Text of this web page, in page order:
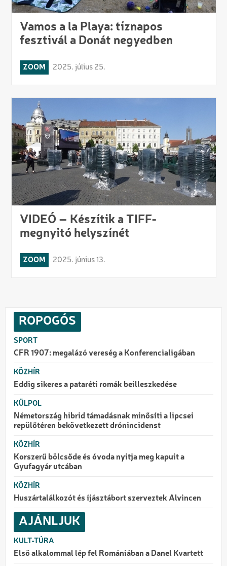
Vamos a la Playa: tíznapos
fesztivál a Donát negyedben
ZOOM 2025. július 25.
VIDEÓ – Készítik a TIFF-
megnyitó helyszínét
ZOOM 2025. június 13.
ROPOGÓS
SPORT
CFR 1907: megalázó vereség a Konferencialigában
KÖZHÍR
Eddig sikeres a pataréti romák beilleszkedése
KÜLPOL
Németország hibrid támadásnak minősíti a lipcsei
repülőtéren bekövetkezett drónincidenst
KÖZHÍR
Korszerű bölcsőde és óvoda nyitja meg kapuit a
Gyufagyár utcában
KÖZHÍR
Huszártalálkozót és íjásztábort szerveztek Alvincen
AJÁNLJUK
KULT-TÚRA
Első alkalommal lép fel Romániában a Danel Kvartett